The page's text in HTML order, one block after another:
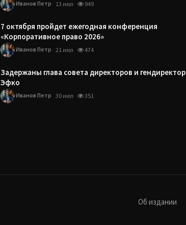
Иванов Петр 13 июл 949
7 октября пройдет ежегодная конференция
«Корпоративное право 2026»
Иванов Петр 21 июл 474
Задержаны глава совета директоров и гендиректор
Эфко
Иванов Петр 30 июл 351
Об издании